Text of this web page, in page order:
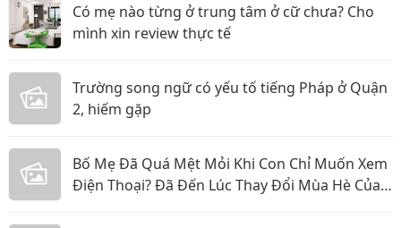
Có mẹ nào từng ở trung tâm ở cữ chưa? Cho
mình xin review thực tế
Trường song ngữ có yếu tố tiếng Pháp ở Quận
2, hiếm gặp
Bố Mẹ Đã Quá Mệt Mỏi Khi Con Chỉ Muốn Xem
Điện Thoại? Đã Đến Lúc Thay Đổi Mùa Hè Của